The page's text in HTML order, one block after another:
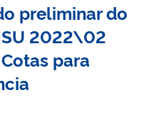
preliminar do
2022\02
para